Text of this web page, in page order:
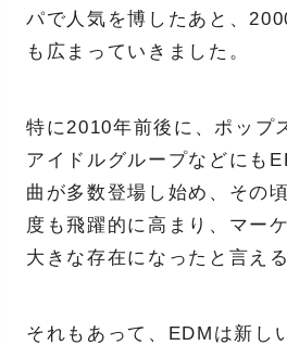
パで人気を博したあと、
も広まっていきました。
特に2010年前後に、ポップ
アイドルグループなどにも
曲が多数登場し始め、その
度も飛躍的に高まり、マー
大きな存在になったと言え
それもあって、EDMは新し